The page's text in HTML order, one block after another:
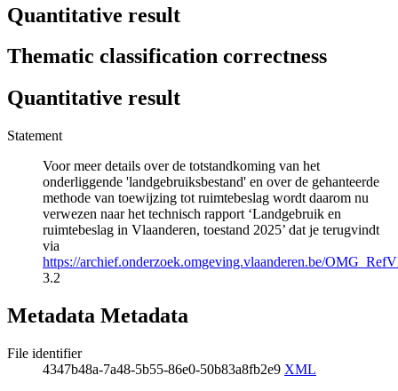
Quantitative result
Thematic classification correctness
Quantitative result
Statement
Voor meer details over de totstandkoming van het
onderliggende 'landgebruiksbestand' en over de gehanteerde
methode van toewijzing tot ruimtebeslag wordt daarom nu
verwezen naar het technisch rapport ‘Landgebruik en
ruimtebeslag in Vlaanderen, toestand 2025’ dat je terugvindt
via
https://archief.onderzoek.omgeving.vlaanderen.be/
3.2
Metadata Metadata
File identifier
4347b48a-7a48-5b55-86e0-50b83a8fb2e9 XML